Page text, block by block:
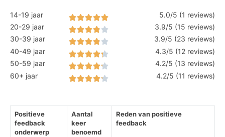
14-19 jaar
5.0/5 (1 reviews)
20-29 jaar
3.9/5 (15 reviews)
30-39 jaar
3.9/5 (23 reviews)
40-49 jaar
4.3/5 (12 reviews)
50-59 jaar
4.2/5 (13 reviews)
60+ jaar
4.2/5 (11 reviews)
Positieve
feedback
onderwerp
Aantal
keer
benoemd
Reden van positieve
feedback